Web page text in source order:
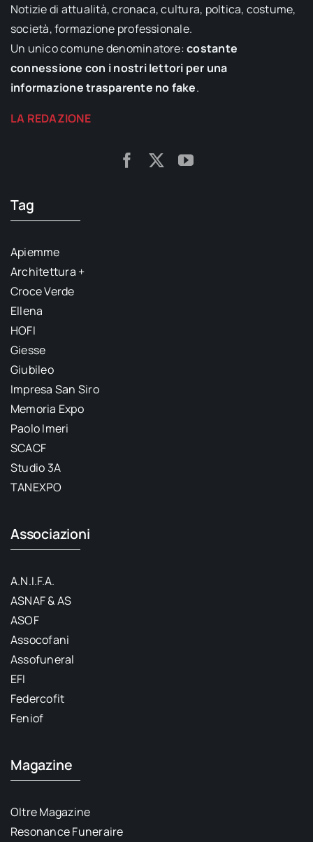
Notizie di attualità, cronaca, cultura, poltica, costume,
società, formazione professionale.
Un unico comune denominatore:costante
connessione con i nostri lettori per una
informazione trasparente no fake.
LA REDAZIONE
Tag
Apiemme
Architettura +
Croce Verde
Ellena
HOFI
Giesse
Giubileo
Impresa San Siro
Memoria Expo
Paolo Imeri
SCACF
Studio 3A
TANEXPO
Associazioni
A.N.I.F.A.
ASNAF & AS
ASOF
Assocofani
Assofuneral
EFI
Federcofit
Feniof
Magazine
Oltre Magazine
Resonance Funeraire